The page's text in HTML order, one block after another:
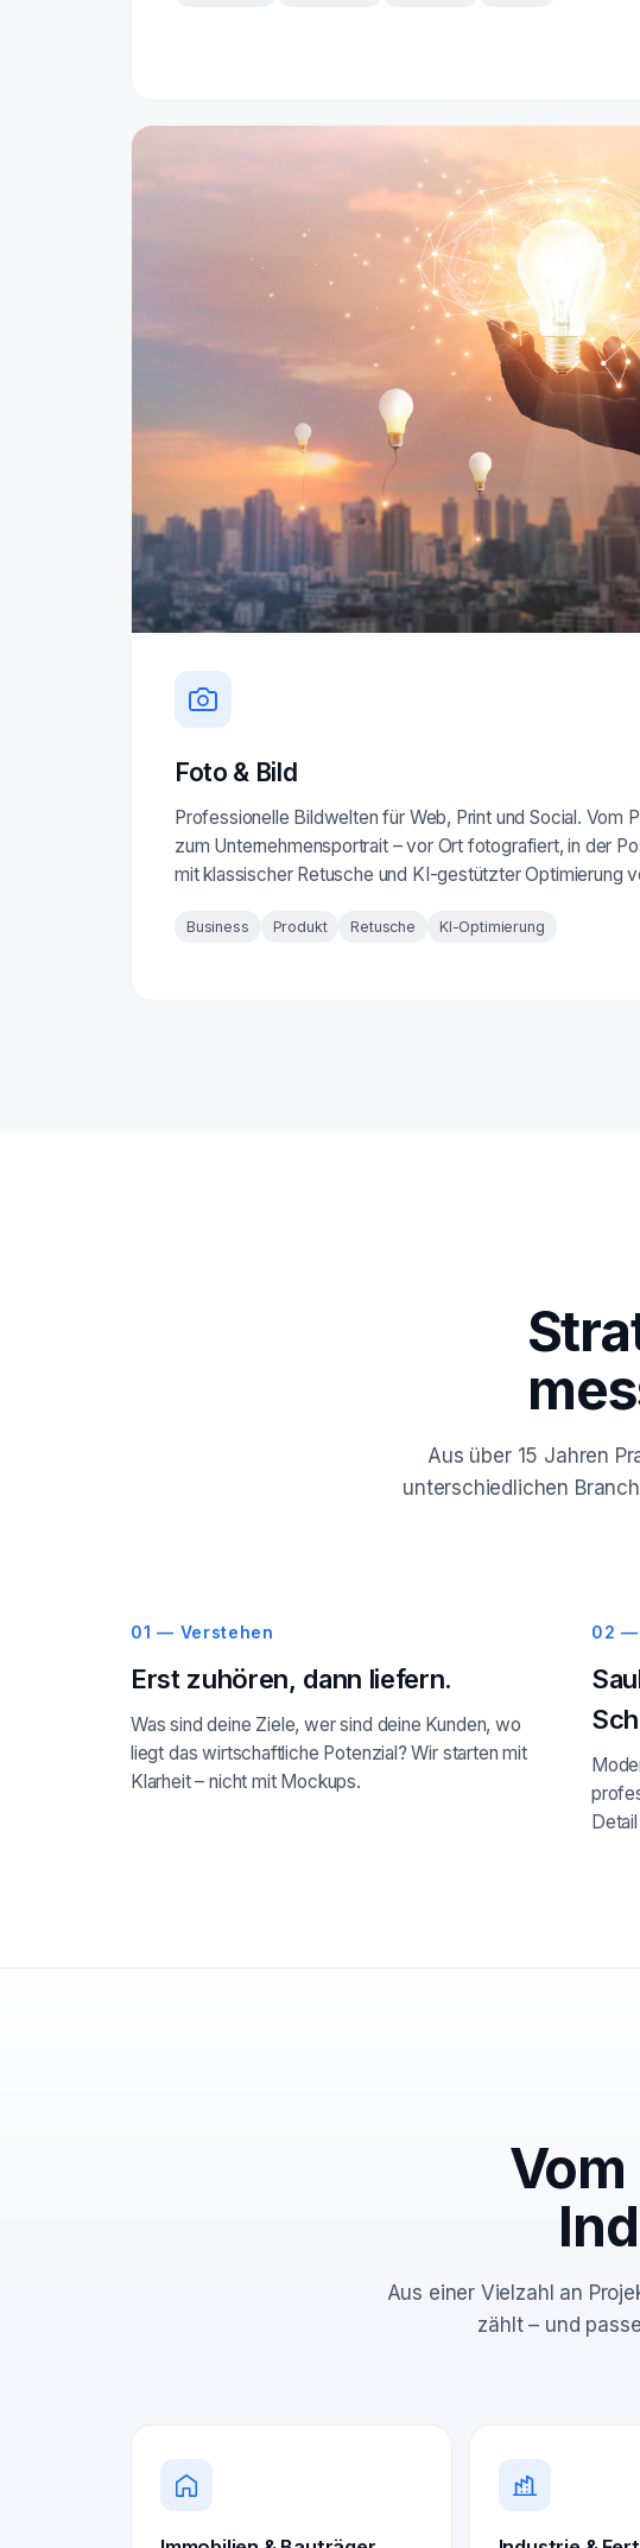
Foto & Bild
Professionelle Bildwelten für Web, Print und Social. Vom
zum Unternehmensportrait – vor Ort fotografiert, in der
mit klassischer Retusche und KI-gestützter Optimierung
Business Produkt Retusche KI-Optimierung
Aus über 15 Jahren
unterschiedlichen
01 — Verstehen
Erst zuhören, dann liefern.
Was sind deine Ziele, wer sind deine Kunden, wo
liegt das wirtschaftliche Potenzial? Wir starten mit
Klarheit – nicht mit Mockups.
02 —
Aus einer Vielzahl an
zählt – und